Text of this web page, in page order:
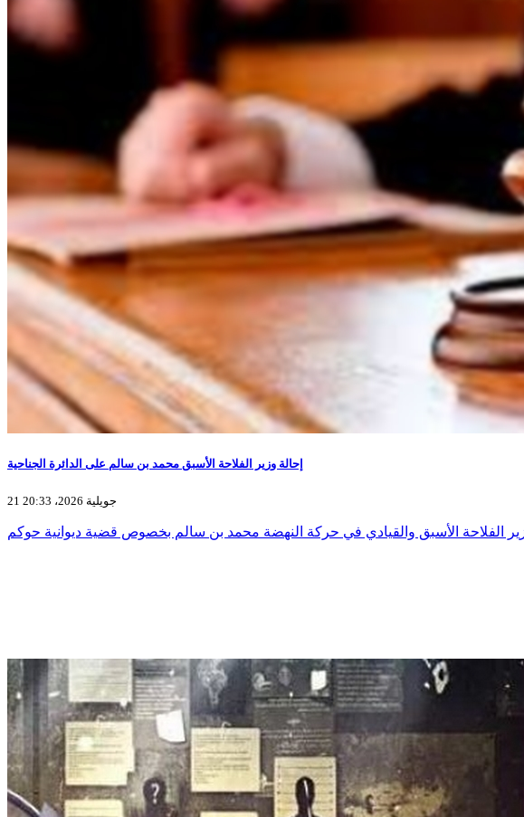
إحالة وزير الفلاحة الأسبق محمد بن سالم على الدائرة الجناحية
21 جويلية 2026، 20:33